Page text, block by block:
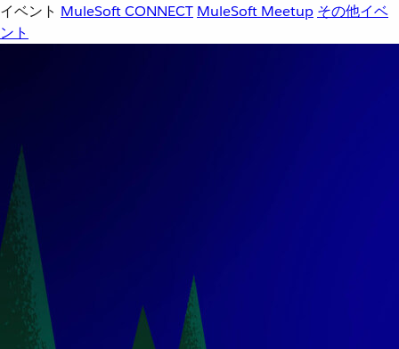
イベント MuleSoft CONNECT MuleSoft Meetup その他イベ
ント